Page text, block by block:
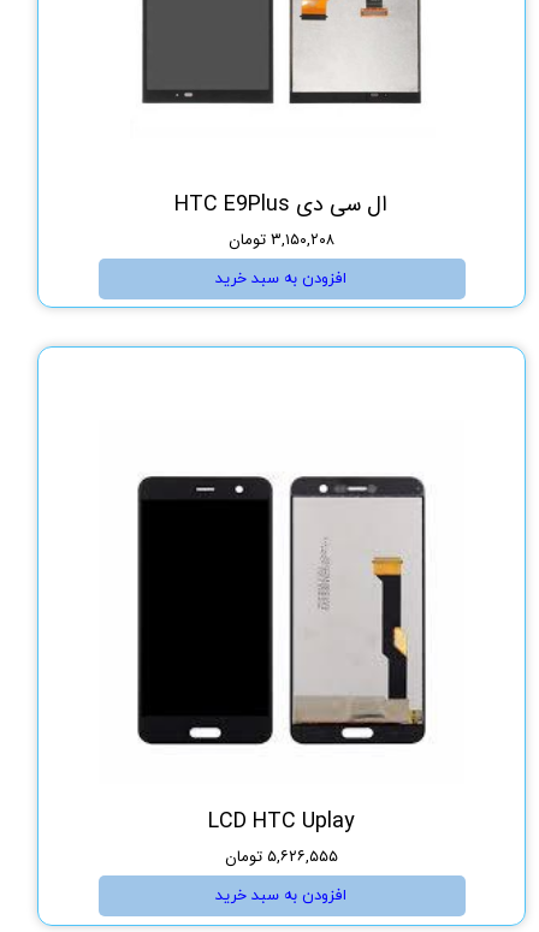
ال سی دی HTC E9Plus
۳,۱۵۰,۲۰۸ تومان
افزودن به سبد خرید
LCD HTC Uplay
۵,۶۲۶,۵۵۵ تومان
افزودن به سبد خرید